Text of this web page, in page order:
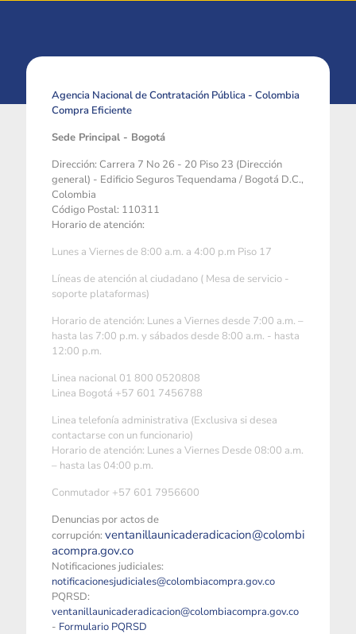
Agencia Nacional de Contratación Pública - Colombia
Compra Eficiente
Sede Principal - Bogotá
Dirección: Carrera 7 No 26 - 20 Piso 23 (Dirección
general) - Edificio Seguros Tequendama / Bogotá D.C.,
Colombia
Código Postal: 110311
Horario de atención:
Lunes a Viernes de 8:00 a.m. a 4:00 p.m Piso 17
Líneas de atención al ciudadano ( Mesa de servicio -
soporte plataformas)
Horario de atención: Lunes a Viernes desde 7:00 a.m. –
hasta las 7:00 p.m. y sábados desde 8:00 a.m. - hasta
12:00 p.m.
Linea nacional 01 800 0520808
Linea Bogotá +57 601 7456788
Linea telefonía administrativa (Exclusiva si desea
contactarse con un funcionario)
Horario de atención: Lunes a Viernes Desde 08:00 a.m.
– hasta las 04:00 p.m.
Conmutador +57 601 7956600
Denuncias por actos de
corrupción: ventanillaunicaderadicacion@colombi
acompra.gov.co
Notificaciones judiciales:
notificacionesjudiciales@colombiacompra.gov.co
PQRSD:
ventanillaunicaderadicacion@colombiacompra.gov.co
- Formulario PQRSD